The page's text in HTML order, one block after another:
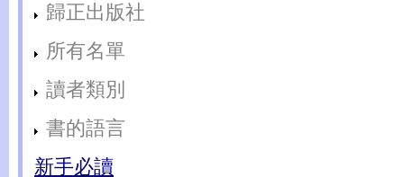
歸正出版社
所有名單
讀者類別
書的語言
新手必讀